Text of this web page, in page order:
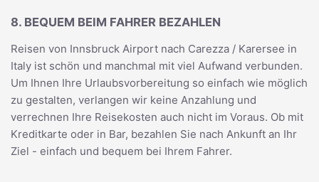
8. BEQUEM BEIM FAHRER BEZAHLEN
Reisen von Innsbruck Airport nach Carezza / Karersee in
Italy ist schön und manchmal mit viel Aufwand verbunden.
Um Ihnen Ihre Urlaubsvorbereitung so einfach wie möglich
zu gestalten, verlangen wir keine Anzahlung und
verrechnen Ihre Reisekosten auch nicht im Voraus. Ob mit
Kreditkarte oder in Bar, bezahlen Sie nach Ankunft an Ihr
Ziel - einfach und bequem bei Ihrem Fahrer.